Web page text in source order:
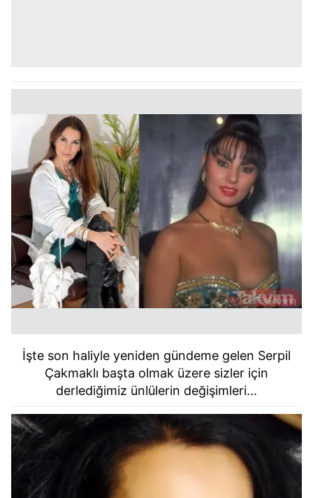
İşte son haliyle yeniden gündeme gelen Serpil
Çakmaklı başta olmak üzere sizler için
derlediğimiz ünlülerin değişimleri...